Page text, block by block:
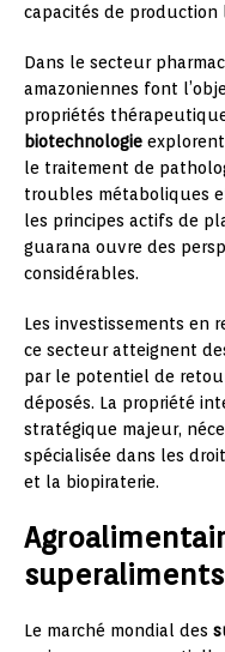
capacités de production
Dans le secteur
amazoniennes font
propriétés
biotechnologie
le traitement de
troubles métaboliques
les principes actifs de
guarana ouvre des
considérables.
Les investissements en
ce secteur atteignent
par le potentiel de
déposés. La propriété
stratégique majeur,
spécialisée dans les
et la biopiraterie.
Le marché mondial des